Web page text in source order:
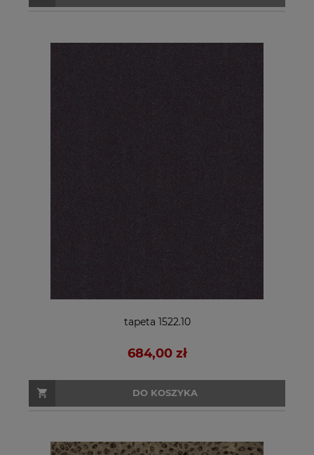
tapeta 1522.10
684,00 zł
DO KOSZYKA